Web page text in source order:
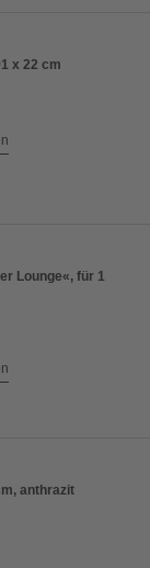
x 22 cm
Lounge«, für 1
anthrazit